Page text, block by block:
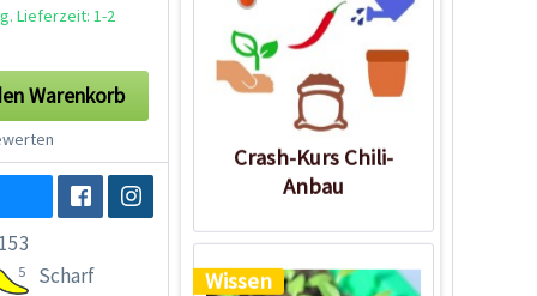
Lieferzeit: 1-2
Warenkorb
5 Scharf
Crash-Kurs Chili-
Anbau
Wissen